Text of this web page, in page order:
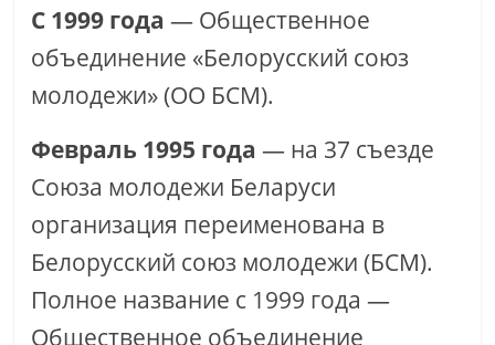
С 1999 года — Общественное
объединение «Белорусский союз
молодежи» (ОО БСМ).
Февраль 1995 года — на 37 съезде
Союза молодежи Беларуси
организация переименована в
Белорусский союз молодежи (БСМ).
Полное название с 1999 года —
Общественное объединение